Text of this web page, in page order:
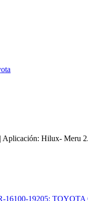
Hilux- Meru